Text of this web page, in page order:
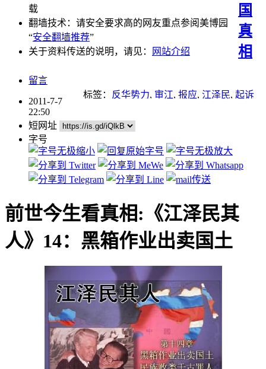
载
翻墙技术：请安全要求高的网友重点参阅美博园
“安全翻墙推荐”
关于资料传送的说明，请见：
网站介绍
国
真
相
留言
标签：
反华势力, 审江, 报应, 江泽民, 起诉
2011-7-7
22:50
短网址
字号
前世今生看真相:《江泽民其
人》14：黑箱作业出卖国土